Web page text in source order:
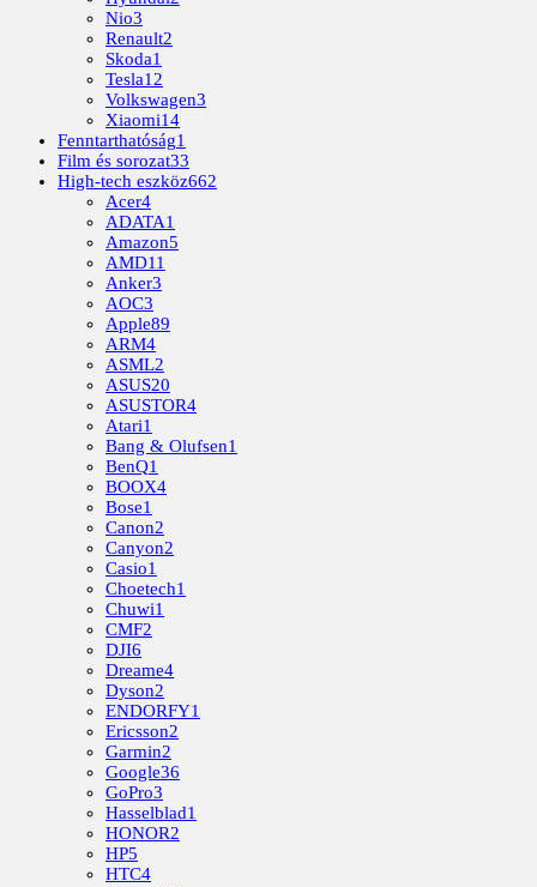
Nio3
Renault2
Skoda1
Tesla12
Volkswagen3
Xiaomi14
Fenntarthatóság1
Film és sorozat33
High-tech eszköz662
Acer4
ADATA1
Amazon5
AMD11
Anker3
AOC3
Apple89
ARM4
ASML2
ASUS20
ASUSTOR4
Atari1
Bang & Olufsen1
BenQ1
BOOX4
Bose1
Canon2
Canyon2
Casio1
Choetech1
Chuwi1
CMF2
DJI6
Dreame4
Dyson2
ENDORFY1
Ericsson2
Garmin2
Google36
GoPro3
Hasselblad1
HONOR2
HP5
HTC4